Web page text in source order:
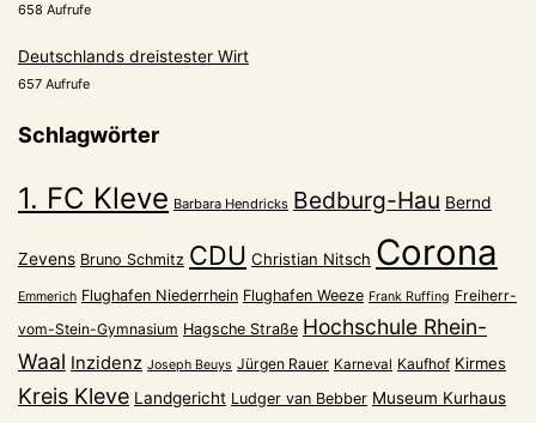
658 Aufrufe
Deutschlands dreistester Wirt
657 Aufrufe
Schlagwörter
1. FC Kleve Barbara Hendricks Bedburg-Hau Bernd
Zevens Bruno Schmitz CDU Christian Nitsch Corona
Emmerich Flughafen Niederrhein Flughafen Weeze Frank Ruffing Freiherr-
vom-Stein-Gymnasium Hagsche Straße Hochschule Rhein-
Waal Inzidenz Joseph Beuys Jürgen Rauer Karneval Kaufhof Kirmes
Kreis Kleve Landgericht Ludger van Bebber Museum Kurhaus